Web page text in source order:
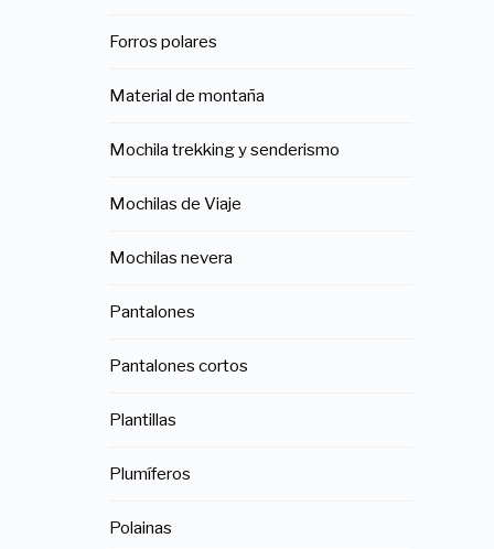
Forros polares
Material de montaña
Mochila trekking y senderismo
Mochilas de Viaje
Mochilas nevera
Pantalones
Pantalones cortos
Plantillas
Plumíferos
Polainas